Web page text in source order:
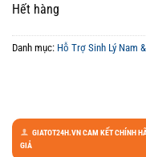
Hết hàng
Danh mục: Hỗ Trợ Sinh Lý Nam
GIATOT24H.VN CAM KẾT CHÍNH
GIẢ